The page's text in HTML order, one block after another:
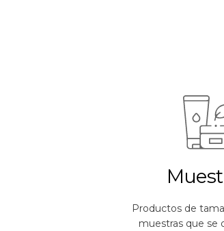
Productos de
muestras que se